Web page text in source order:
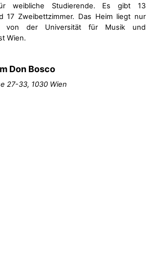
weibliche Studierende. Es gibt 13
17 Zweibettzimmer. Das Heim liegt nur
von der Universität für Musik und
Wien.
Don Bosco
27-33, 1030 Wien